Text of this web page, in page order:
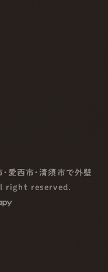
・愛西市・清須市で外壁
right reserved.